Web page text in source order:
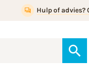
Hulp of advies?